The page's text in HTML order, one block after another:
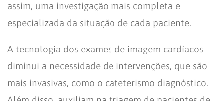
assim, uma investigação mais completa e
especializada da situação de cada paciente.
A tecnologia dos exames de imagem cardíacos
diminui a necessidade de intervenções, que são
mais invasivas, como o cateterismo diagnóstico.